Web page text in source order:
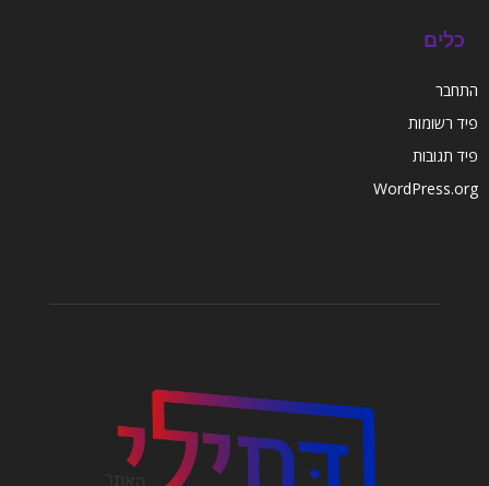
כלים
התחבר
פיד רשומות
פיד תגובות
WordPress.org